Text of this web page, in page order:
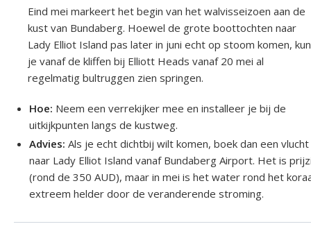
Eind mei markeert het begin van het walvisseizoen aan de
kust van Bundaberg. Hoewel de grote boottochten naar
Lady Elliot Island pas later in juni echt op stoom komen, kun
je vanaf de kliffen bij Elliott Heads vanaf 20 mei al
regelmatig bultruggen zien springen.
Hoe: Neem een verrekijker mee en installeer je bij de
uitkijkpunten langs de kustweg.
Advies: Als je echt dichtbij wilt komen, boek dan een vlucht
naar Lady Elliot Island vanaf Bundaberg Airport. Het is
(rond de 350 AUD), maar in mei is het water rond het
extreem helder door de veranderende stroming.